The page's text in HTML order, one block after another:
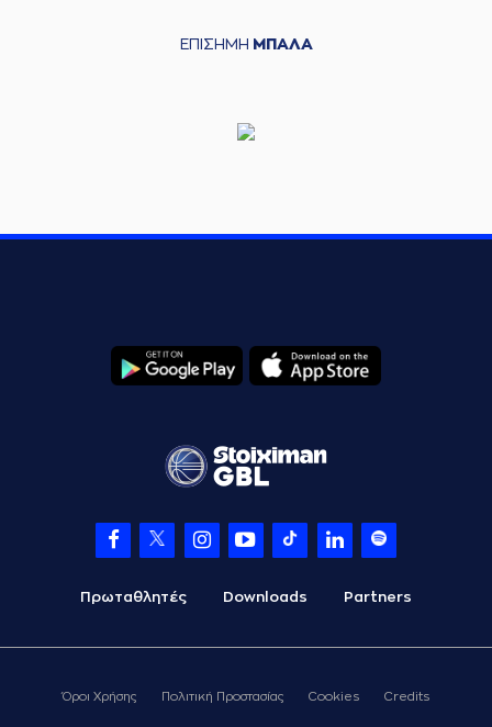
ΕΠΙΣΗΜΗ ΜΠΑΛΑ
Πρωταθλητές Downloads Partners
Όροι Χρήσης Πολιτική Προστασίας Cookies Credits